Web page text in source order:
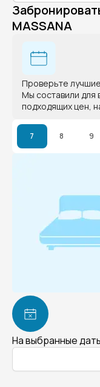
MASSANA
Проверьте
Мы составили для
подходящих цен,
7 8 9
На выбранные